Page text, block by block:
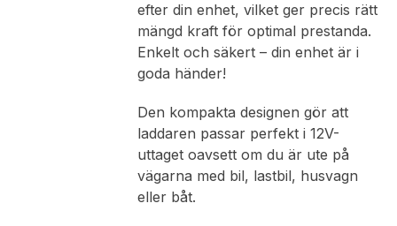
efter din enhet, vilket ger precis rätt
mängd kraft för optimal prestanda.
Enkelt och säkert – din enhet är i
goda händer!
Den kompakta designen gör att
laddaren passar perfekt i 12V-
uttaget oavsett om du är ute på
vägarna med bil, lastbil, husvagn
eller båt.